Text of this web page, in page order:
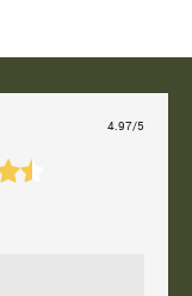
4.97/5